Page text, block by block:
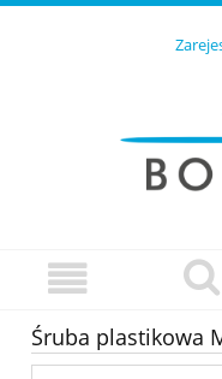
Śruba plastikowa